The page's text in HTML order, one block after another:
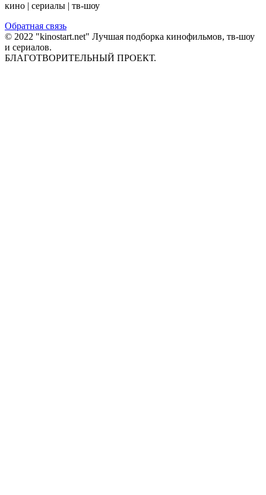
кино | сериалы | тв-шоу
Обратная связь
© 2022 "kinostart.net" Лучшая подборка кинофильмов, тв-шоу
и сериалов.
БЛАГОТВОРИТЕЛЬНЫЙ ПРОЕКТ.